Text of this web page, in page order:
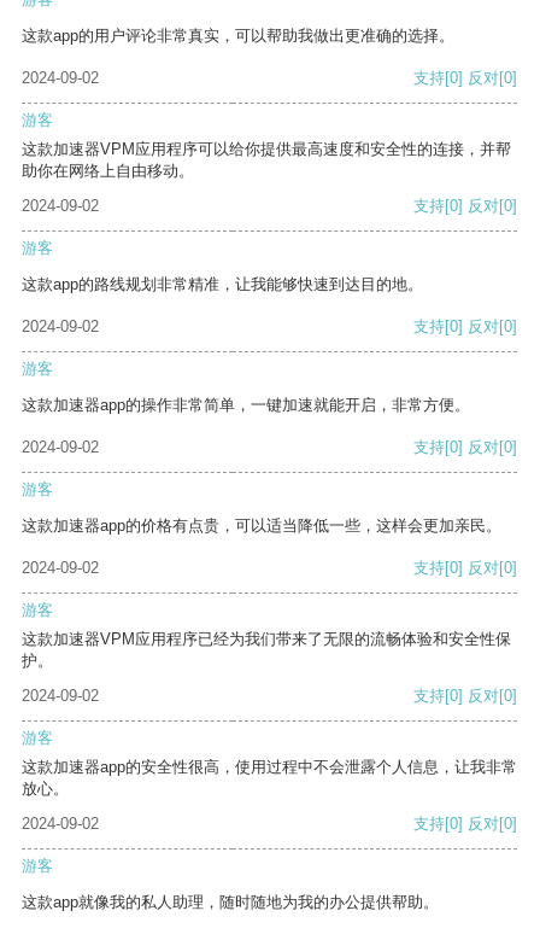
这款app的用户评论非常真实，可以帮助我做出更准确的选择。
2024-09-02 支持[0] 反对[0]
游客
这款加速器VPM应用程序可以给你提供最高速度和安全性的连接，并帮
助你在网络上自由移动。
2024-09-02
支持[0] 反对[0]
游客
这款app的路线规划非常精准，让我能够快速到达目的地。
2024-09-02 支持[0] 反对[0]
游客
这款加速器app的操作非常简单，一键加速就能开启，非常方便。
2024-09-02 支持[0] 反对[0]
游客
这款加速器app的价格有点贵，可以适当降低一些，这样会更加亲民。
2024-09-02 支持[0] 反对[0]
游客
这款加速器VPM应用程序已经为我们带来了无限的流畅体验和安全性保
护。
2024-09-02
支持[0] 反对[0]
游客
这款加速器app的安全性很高，使用过程中不会泄露个人信息，让我非常
放心。
2024-09-02
支持[0] 反对[0]
游客
这款app就像我的私人助理，随时随地为我的办公提供帮助。